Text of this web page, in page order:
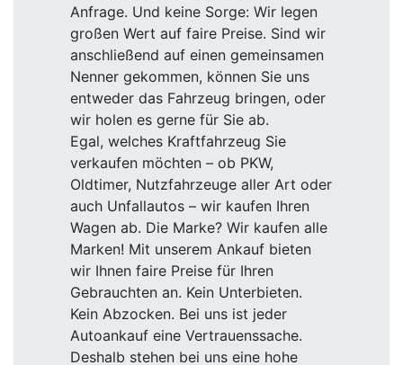
Anfrage. Und keine Sorge: Wir legen
großen Wert auf faire Preise. Sind wir
anschließend auf einen gemeinsamen
Nenner gekommen, können Sie uns
entweder das Fahrzeug bringen, oder
wir holen es gerne für Sie ab.
Egal, welches Kraftfahrzeug Sie
verkaufen möchten – ob PKW,
Oldtimer, Nutzfahrzeuge aller Art oder
auch Unfallautos – wir kaufen Ihren
Wagen ab. Die Marke? Wir kaufen alle
Marken! Mit unserem Ankauf bieten
wir Ihnen faire Preise für Ihren
Gebrauchten an. Kein Unterbieten.
Kein Abzocken. Bei uns ist jeder
Autoankauf eine Vertrauenssache.
Deshalb stehen bei uns eine hohe